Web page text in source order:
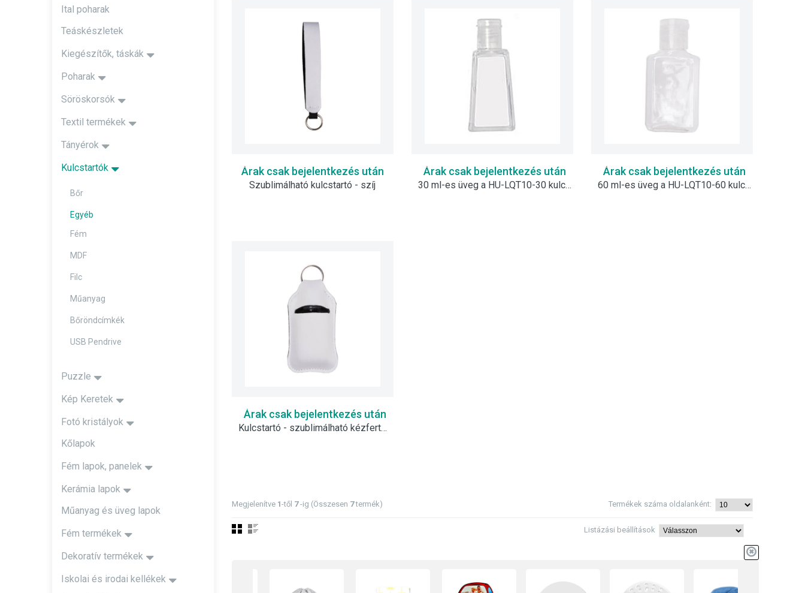
Árak csak bejelentkezés után
Szublimálható kulcstartó - szíj
Árak csak bejelentkezés után
30 ml-es üveg a HU-LQT10-30 kulcstartóhoz
Árak csak bejelentkezés után
60 ml-es üveg a HU-LQT10-60 kulcstartóhoz
Árak csak bejelentkezés után
Kulcstartó - szublimálható kézfertőtlenítő hordozóval
Megjelenítve 1-től 7-ig (Összesen 7termék) Termékek száma oldalanként:
Listázási beállítások
Ital poharak
Teáskészletek
Kiegészítők, táskák
Poharak
Söröskorsók
Textil termékek
Tányérok
Kulcstartók
Bőr
Egyéb
Fém
MDF
Filc
Műanyag
Bőröndcímkék
USB Pendrive
Puzzle
Kép Keretek
Fotó kristályok
Kőlapok
Fém lapok, panelek
Kerámia lapok
Műanyag és üveg lapok
Fém termékek
Dekoratív termékek
Iskolai és irodai kellékek